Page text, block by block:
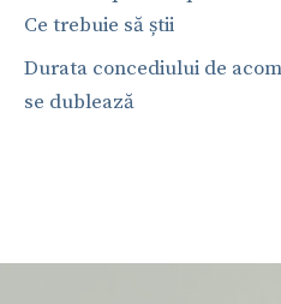
Ce trebuie să știi
Durata concediului de
se dublează